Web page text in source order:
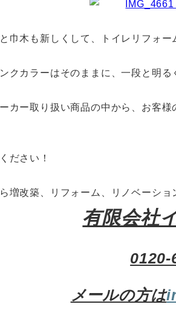
巾木も新しくして、トイレリフォー
クカラーはそのままに、一段と明る
カー取り扱い商品の中から、お客
ださい！
増改築、リフォーム、リノベーシ
有限会社
0120-
メールの方は